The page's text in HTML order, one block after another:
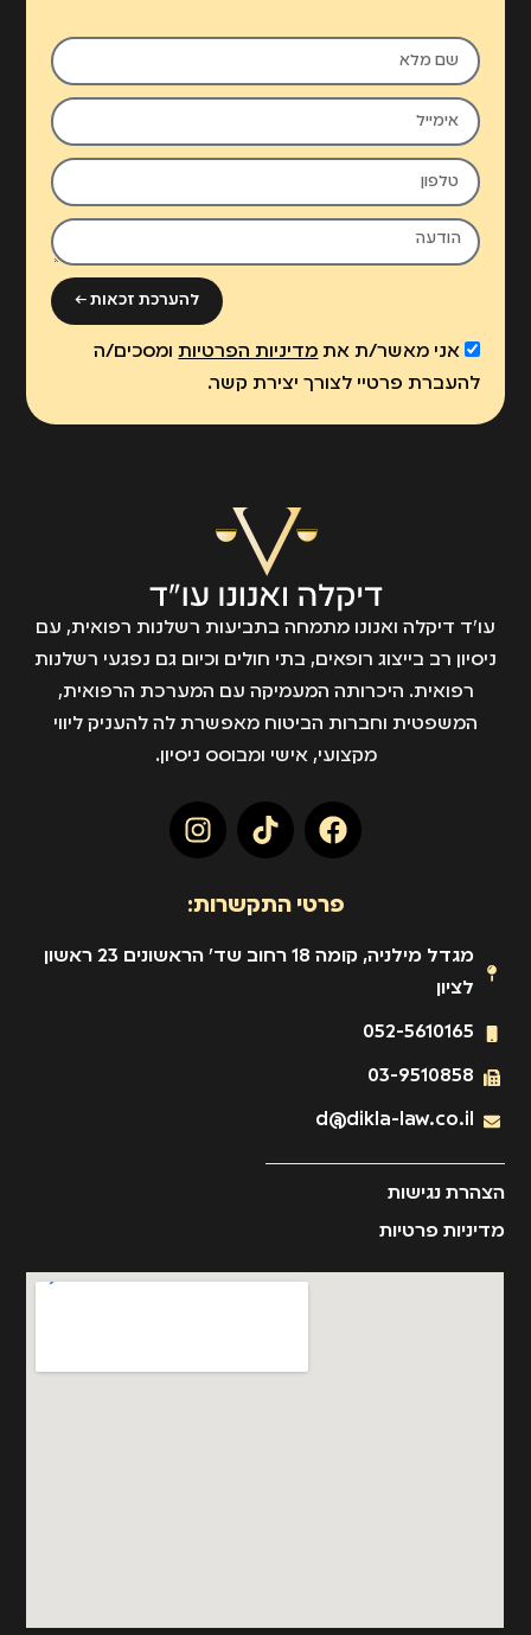
אני מאשר/ת את מדיניות הפרטיותומסכים/ה
להעברת פרטיי לצורך יצירת קשר.
להערכת זכאות ←
עו״ד דיקלה ואנונו מתמחה בתביעות רשלנות רפואית, עם
ניסיון רב בייצוג רופאים, בתי חולים וכיום גם נפגעי רשלנות
רפואית. היכרותה המעמיקה עם המערכת הרפואית,
המשפטית וחברות הביטוח מאפשרת לה להעניק ליווי
מקצועי, אישי ומבוסס ניסיון.
פרטי התקשרות:
מגדל מילניה, קומה 18 רחוב שד' הראשונים 23 ראשון
לציון
052-5610165
03-9510858
d@dikla-law.co.il
הצהרת נגישות
מדיניות פרטיות